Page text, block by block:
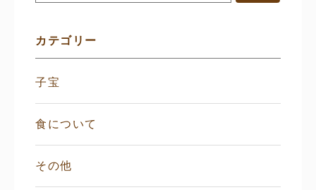
ニ
カテゴリー
子宝
食について
その他